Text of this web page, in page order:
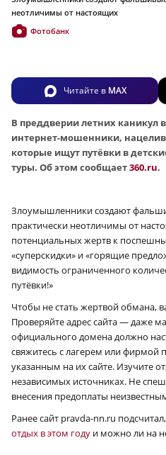
неотличимы от настоящих
Фотобанк
Читайте в MAX
В преддверии летних каникул
интернет-мошенники,
которые ищут путёвки в
туры. Об этом сообщает360.ru.
Злоумышленники создают
практически неотличимы от
потенциальных жертв к
«суперскидки» и «горящие
видимость ограниченного
путёвки!»
Чтобы не стать жертвой обмана,
Проверяйте адрес сайта — даже
официального домена должно
свяжитесь с лагерем или
указанным на их сайте. Изучите
независимых источниках. Не
внесения предоплаты
Ранее сайт pravda-nn.ru подсчитал,
отдых в этом году и можно ли на